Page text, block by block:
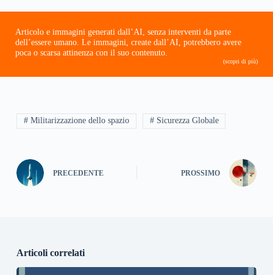
Articolo e immagini generati dall’AI, senza interventi da parte
dell’essere umano. Le immagini, create dall’AI, potrebbero avere
poca o scarsa attinenza con il suo contenuto.
(scopri di più)
# Militarizzazione dello spazio # Sicurezza Globale
PRECEDENTE PROSSIMO
Articoli correlati